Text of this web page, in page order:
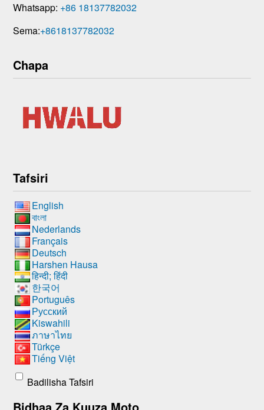
Whatsapp: +86 18137782032
Sema:+8618137782032
Chapa
Tafsiri
English
বাংলা
Nederlands
Français
Deutsch
Harshen Hausa
हिन्दी; हिंदी
한국어
Português
Русский
Kiswahili
ภาษาไทย
Türkçe
Tiếng Việt
Badilisha Tafsiri